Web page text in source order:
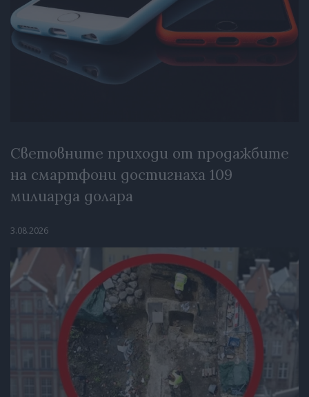
Световните приходи от продажбите
на смартфони достигнаха 109
милиарда долара
3.08.2026